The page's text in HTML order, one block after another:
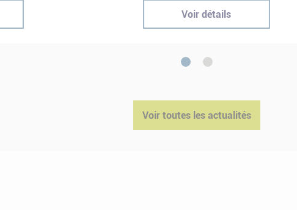
Voir détails
Voir toutes les actualités